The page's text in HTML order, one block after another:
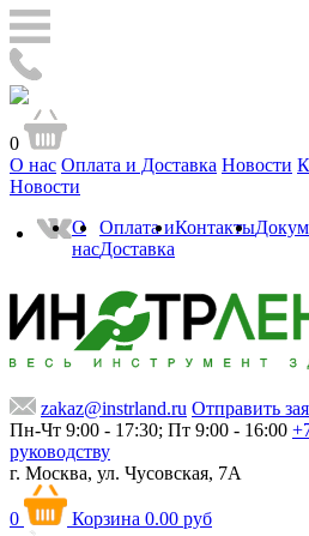
0
О нас Оплата и Доставка Новости
Новости
О
нас
Оплата и
Доставка
Контакты
zakaz@instrland.ru Отправить
Пн-Чт 9:00 - 17:30; Пт 9:00 - 16:00
руководству
г. Москва, ул. Чусовская, 7А
0 Корзина 0.00 руб